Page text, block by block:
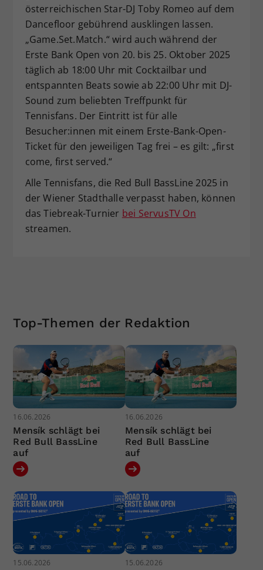
österreichischen Star-DJ Toby Romeo auf dem
Dancefloor gebührend ausklingen lassen.
„Game.Set.Match.“ wird auch während der
Erste Bank Open von 20. bis 25. Oktober 2025
täglich ab 18:00 Uhr mit Cocktailbar und
entspannten Beats sowie ab 22:00 Uhr mit DJ-
Sound zum beliebten Treffpunkt für
Tennisfans. Der Eintritt ist für alle
Besucher:innen mit einem Erste-Bank-Open-
Ticket für den jeweiligen Tag frei – es gilt: „first
come, first served.“
Alle Tennisfans, die Red Bull BassLine 2025 in
der Wiener Stadthalle verpasst haben, können
das Tiebreak-Turnier bei ServusTV On
streamen.
Top-Themen der Redaktion
16.06.2026
Mensík schlägt bei
Red Bull BassLine
auf
16.06.2026
Mensík schlägt bei
Red Bull BassLine
auf
15.06.2026 15.06.2026